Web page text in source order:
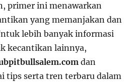
primer ini menawarkan
yang memanjakan dan
lebih banyak informasi
kecantikan lainnya,
dan
tips serta tren terbaru dalam